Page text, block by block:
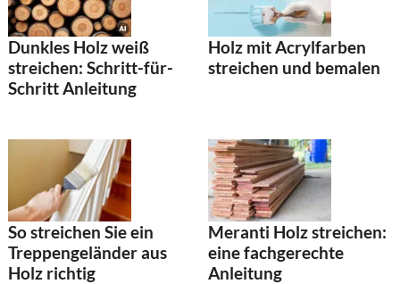
Dunkles Holz weiß
streichen: Schritt-für-
Schritt Anleitung
Holz mit Acrylfarben
streichen und bemalen
So streichen Sie ein
Treppengeländer aus
Holz richtig
Meranti Holz streichen:
eine fachgerechte
Anleitung